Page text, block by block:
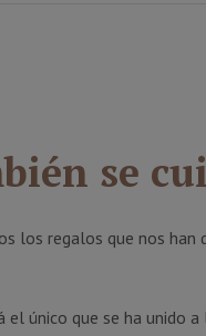
se
los regalos que nos
único que se ha unido